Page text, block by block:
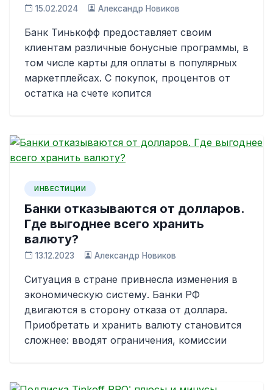
15.02.2024 Александр Новиков
Банк Тинькофф предоставляет своим
клиентам различные бонусные программы, в
том числе карты для оплаты в популярных
маркетплейсах. С покупок, процентов от
остатка на счете копится
ИНВЕСТИЦИИ
Банки отказываются от долларов.
Где выгоднее всего хранить
валюту?
13.12.2023 Александр Новиков
Ситуация в стране привнесла изменения в
экономическую систему. Банки РФ
двигаются в сторону отказа от доллара.
Приобретать и хранить валюту становится
сложнее: вводят ограничения, комиссии